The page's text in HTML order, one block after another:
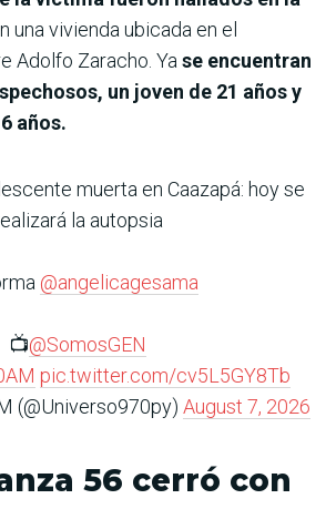
una vivienda ubicada en el
Adolfo Zaracho. Ya se encuentran
un joven de 21 años y
años.
muerta en Caazapá: hoy se
la autopsia
@angelicagesama
📺@SomosGEN
pic.twitter.com/cv5L5GY8Tb
(@Universo970py) August 7, 2026
56 cerró con